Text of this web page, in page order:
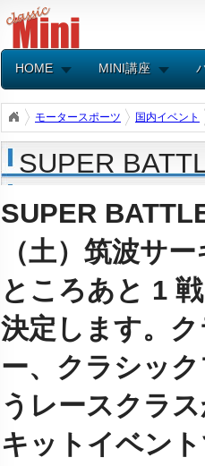
HOME MINI講座
モータースポーツ 国内イベント
SUPER
SUPER
（土）筑波サ
ところあと 1
決定します。
ー、クラシッ
うレースクラ
キットイベン